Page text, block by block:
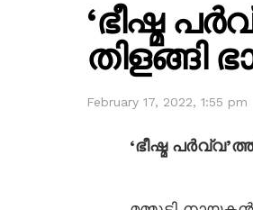
‘ഭീഷ്മ
February 17, 2022, 1:55 pm
‘ഭീഷ്മ